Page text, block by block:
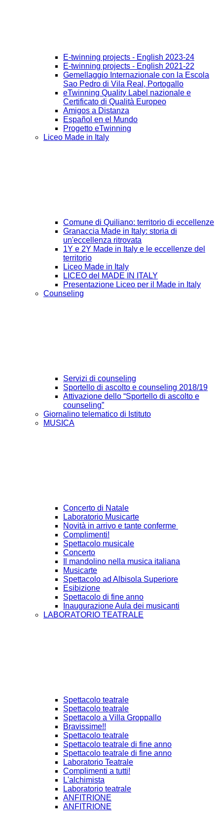
E-twinning projects - English 2023-24
E-twinning projects - English 2021-22
Gemellaggio Internazionale con la Escola
Sao Pedro di Vila Real, Portogallo
eTwinning Quality Label nazionale e
Certificato di Qualità Europeo
Amigos a Distanza
Español en el Mundo
Progetto eTwinning
Liceo Made in Italy
Comune di Quiliano: territorio di eccellenze
Granaccia Made in Italy: storia di
un'eccellenza ritrovata
1Y e 2Y Made in Italy e le eccellenze del
territorio
Liceo Made in Italy
LICEO del MADE IN ITALY
Presentazione Liceo per il Made in Italy
Counseling
Servizi di counseling
Sportello di ascolto e counseling 2018/19
Attivazione dello “Sportello di ascolto e
counseling”
Giornalino telematico di Istituto
MUSICA
Concerto di Natale
Laboratorio Musicarte
Novità in arrivo e tante conferme
Complimenti!
Spettacolo musicale
Concerto
Il mandolino nella musica italiana
Musicarte
Spettacolo ad Albisola Superiore
Esibizione
Spettacolo di fine anno
Inaugurazione Aula dei musicanti
LABORATORIO TEATRALE
Spettacolo teatrale
Spettacolo teatrale
Spettacolo a Villa Groppallo
Bravissime!!
Spettacolo teatrale
Spettacolo teatrale di fine anno
Spettacolo teatrale di fine anno
Laboratorio Teatrale
Complimenti a tutti!
L'alchimista
Laboratorio teatrale
ANFITRIONE
ANFITRIONE